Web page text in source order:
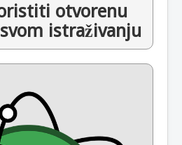
otvorenu
istraživanju